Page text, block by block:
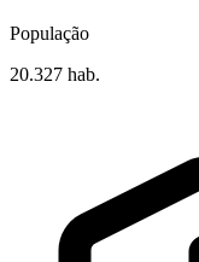
População
20.327 hab.